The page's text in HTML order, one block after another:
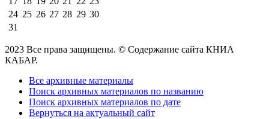
24 25 26 27 28 29 30
31
2023 Все права защищены. © Содержание сайта КНИА
КАБАР.
Все архивные материалы
Поиск архивных материалов по названию
Поиск архивных материалов по дате
Вернуться на актуальный сайт